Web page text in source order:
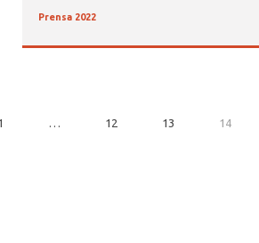
Prensa 2022
… 12 13 14